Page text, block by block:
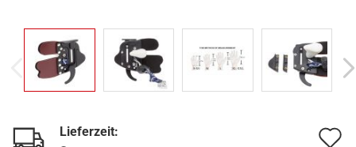
Lieferzeit: